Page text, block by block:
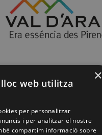
×
web utilitza
per personalitzar
i per analitzar el nostre
compartim informació sobre